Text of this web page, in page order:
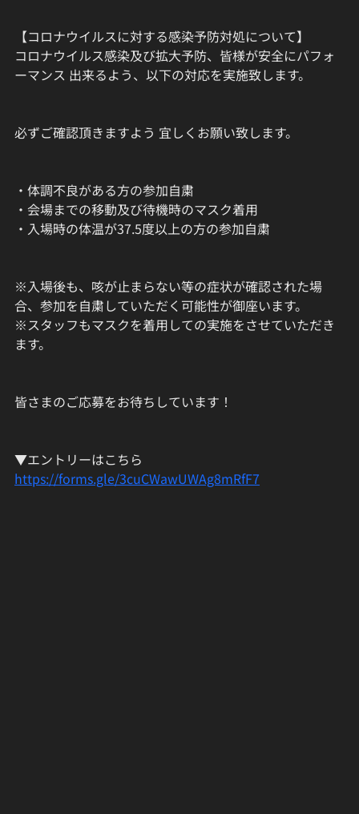
【コロナウイルスに対する感染予防対処について】
コロナウイルス感染及び拡大予防、皆様が安全にパフォ
ーマンス 出来るよう、以下の対応を実施致します。
必ずご確認頂きますよう 宜しくお願い致します。
・体調不良がある方の参加自粛
・会場までの移動及び待機時のマスク着用
・入場時の体温が37.5度以上の方の参加自粛
※入場後も、咳が止まらない等の症状が確認された場
合、参加を自粛していただく可能性が御座います。
※スタッフもマスクを着用しての実施をさせていただき
ます。
皆さまのご応募をお待ちしています！
▼エントリーはこちら
https://forms.gle/3cuCWawUWAg8mRfF7